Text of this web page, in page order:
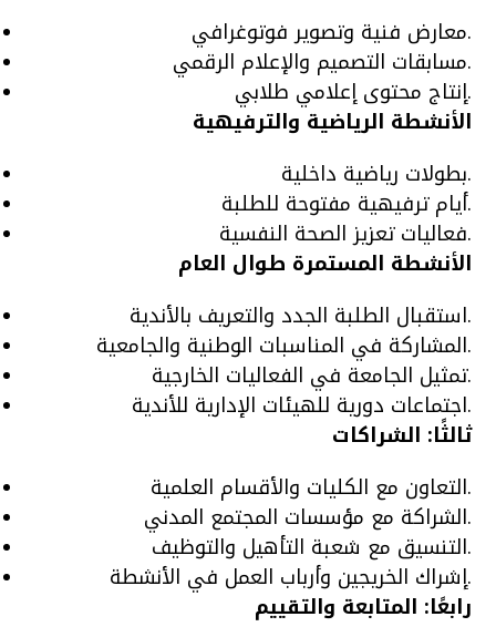
معارض فنية وتصوير فوتوغرافي.
مسابقات التصميم والإعلام الرقمي.
إنتاج محتوى إعلامي طلابي.
الأنشطة الرياضية والترفيهية
بطولات رياضية داخلية.
أيام ترفيهية مفتوحة للطلبة.
فعاليات تعزيز الصحة النفسية.
الأنشطة المستمرة طوال العام
استقبال الطلبة الجدد والتعريف بالأندية.
المشاركة في المناسبات الوطنية والجامعية.
تمثيل الجامعة في الفعاليات الخارجية.
اجتماعات دورية للهيئات الإدارية للأندية.
ثالثًا: الشراكات
التعاون مع الكليات والأقسام العلمية.
الشراكة مع مؤسسات المجتمع المدني.
التنسيق مع شعبة التأهيل والتوظيف.
إشراك الخريجين وأرباب العمل في الأنشطة.
رابعًا: المتابعة والتقييم